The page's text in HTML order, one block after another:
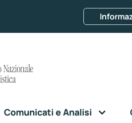
Comunicati e Analisi